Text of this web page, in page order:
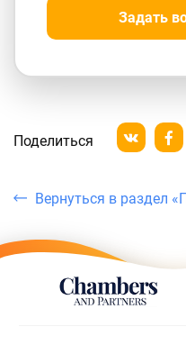
Задать
Поделиться
Вернуться в раздел